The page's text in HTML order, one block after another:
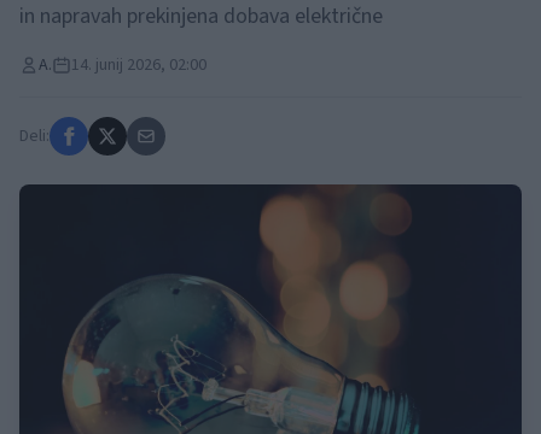
in napravah prekinjena dobava električne
A. 14. junij 2026, 02:00
Deli: